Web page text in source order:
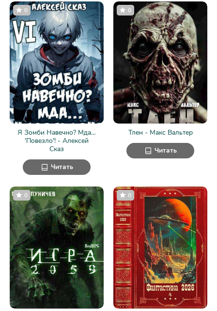
Я Зомби Навечно? Мда…
'Повезло'! - Алексей
Сказ
0
Читать
Тлен - Макс Вальтер
0
Читать
0 0